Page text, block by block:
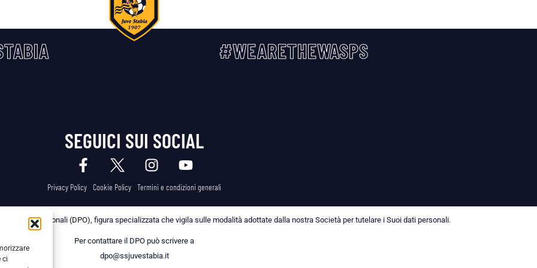
ci
#WEARETHEWASPS
SEGUICI SUI SOCIAL
Privacy Policy Cookie Policy Termini e condizioni generali
dei Dati Personali (DPO), figura specializzata che vigila sulle modalità adottate dalla nostra Società per tutelare i Suoi dati personali.
Per contattare il DPO può scrivere a
dpo@ssjuvestabia.it